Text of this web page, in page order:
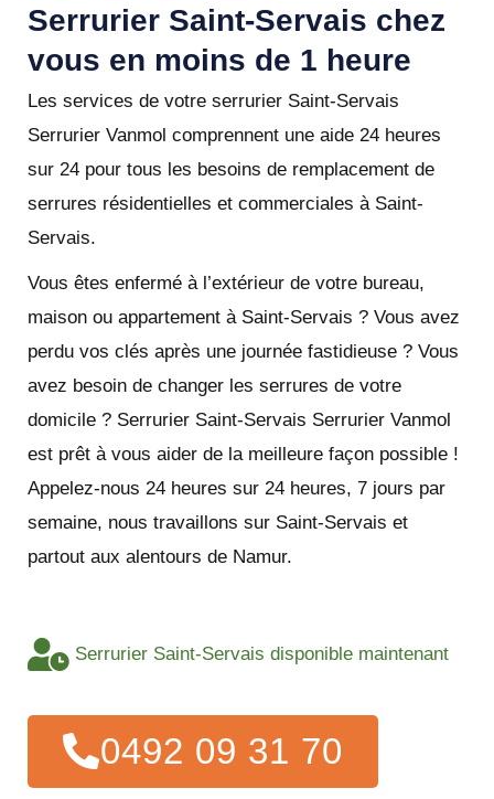
Serrurier Saint-Servais chez
vous en moins de 1 heure
Les services de votre serrurier Saint-Servais
Serrurier Vanmol comprennent une aide 24 heures
sur 24 pour tous les besoins de remplacement de
serrures résidentielles et commerciales à Saint-
Servais.
Vous êtes enfermé à l’extérieur de votre bureau,
maison ou appartement à Saint-Servais ? Vous avez
perdu vos clés après une journée fastidieuse ? Vous
avez besoin de changer les serrures de votre
domicile ? Serrurier Saint-Servais Serrurier Vanmol
est prêt à vous aider de la meilleure façon possible !
Appelez-nous 24 heures sur 24 heures, 7 jours par
semaine, nous travaillons sur Saint-Servais et
partout aux alentours de Namur.
Serrurier Saint-Servais disponible maintenant
0492 09 31 70